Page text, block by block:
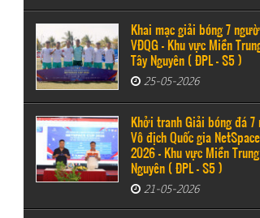
Khai mạc giải bóng 7
VĐQG - Khu vực Miền
Tây Nguyên ( ĐPL - S5 )
25-05-2026
Khởi tranh Giải bóng đá
Vô địch Quốc gia
2026 – Khu vực Miền
Nguyên ( ĐPL - S5 )
21-05-2026